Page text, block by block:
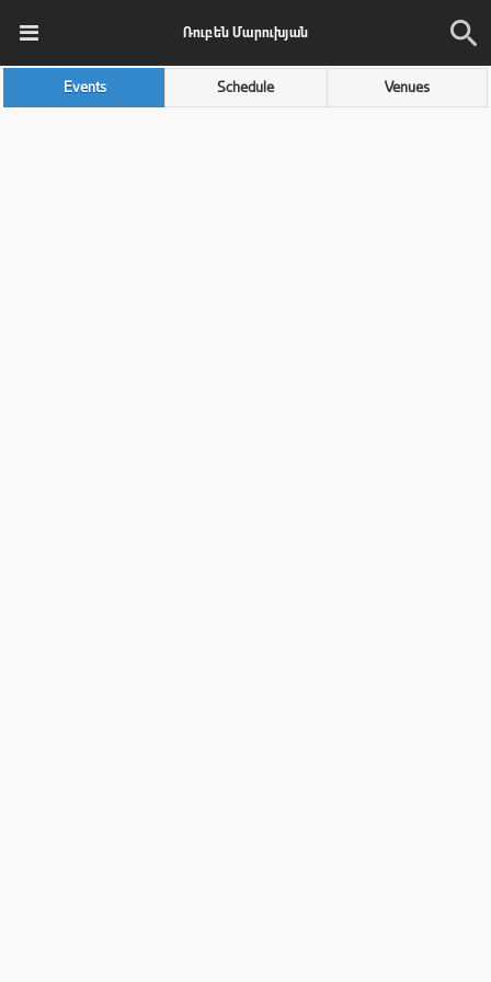
Ռուբեն Մարուխյան
Events Schedule Venues